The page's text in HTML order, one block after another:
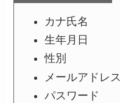
カナ氏名
生年月日
性別
メールアドレス
パスワード